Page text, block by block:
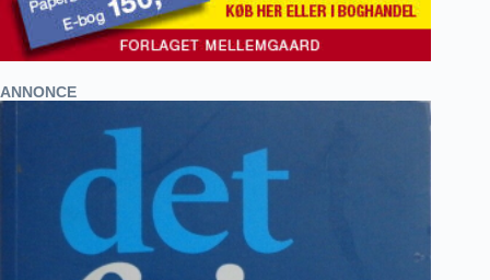
ANNONCE